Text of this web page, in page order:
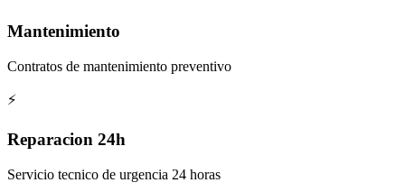
Mantenimiento
Contratos de mantenimiento preventivo
⚡
Reparacion 24h
Servicio tecnico de urgencia 24 horas